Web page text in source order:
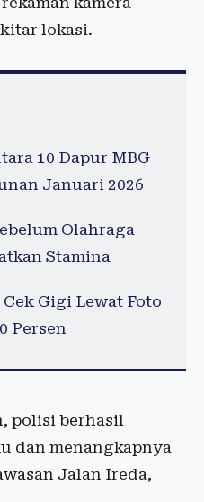
lokasi.
10 Dapur MBG
Januari 2026
Olahraga
Stamina
Gigi Lewat Foto
Persen
polisi berhasil
dan menangkapnya
Jalan Ireda,